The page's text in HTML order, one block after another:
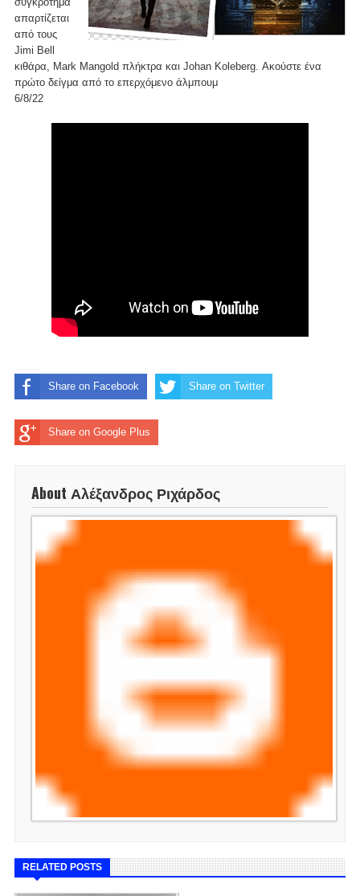
απαρτίζεται
από τους
Jimi Bell
κιθάρα, Mark Mangold πλήκτρα και Johan Koleberg. Ακούστε ένα
πρώτο δείγμα από το επερχόμενο άλμπουμ
6/8/22
Share on Facebook Share on Twitter
Share on Google Plus
About Αλέξανδρος Ριχάρδος
RELATED POSTS